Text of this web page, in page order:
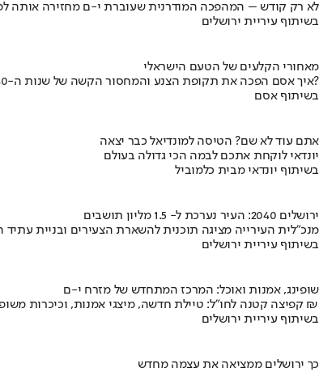
לא רק קודש – המהפכה המודרנית שעוברת י-ם מחזירה אותה
בשיתוף עיריית ירושלים
מאחורי הקלעים של הטעם הישראלי
איך אסם הפכה את תקופת הצנע והמחסור הקשה של שנות ה-40 למותג לאומי?
בשיתוף אסם
אתם עוד לא שם? הטיסה למונדיאל כבר יצאה
יונדאי לוקחת אתכם לבמה הכי גדולה בעולם
בשיתוף יונדאי מבית כלמוביל
ירושלים 2040: העיר נערכת ל- 1.5 מליון תושבים
מנכ"לית העירייה מציגה תוכנית להשארת הצעירים ובניית עתיד
בשיתוף עיריית ירושלים
שופינג, אמנות ואוכל: המרכז המתחדש של מזרח י-ם
קפיצה קטנה לחו"ל: טיילת חדשה, מיצגי אמנות, וכיכרות משופצות בהשקעה של 100 מיליון ₪
בשיתוף עיריית ירושלים
כך ירושלים ממציאה את עצמה מחדש